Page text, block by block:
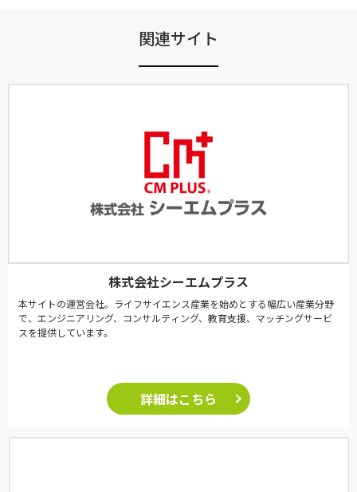
関連サイト
株式会社シーエムプラス
本サイトの運営会社。ライフサイエンス産業を始めとする幅広い産業分野
で、エンジニアリング、コンサルティング、教育支援、マッチングサービ
スを提供しています。
詳細はこちら